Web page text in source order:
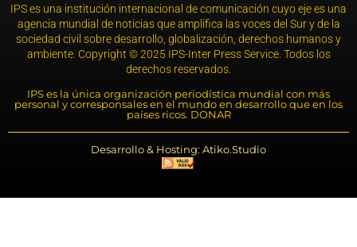
IPS es una institución internacional de comunicación cuyo eje es una
agencia mundial de noticias que amplifica las voces del Sur y de la
sociedad civil sobre desarrollo, globalización, derechos humanos y
ambiente. Copyright © 2025 IPS-Inter Press Service. Todos los
derechos reservados.
IPS es la única organización periodística mundial con más
personal y corresponsales en el mundo en desarrollo que en los
países ricos. DONAR
Desarrollo & Hosting: Atiko.Studio